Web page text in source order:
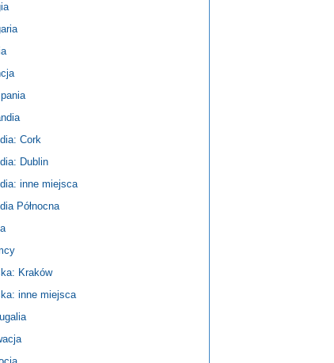
Cork
Dublin
inne miejsca
Północna
Kraków
inne miejsca